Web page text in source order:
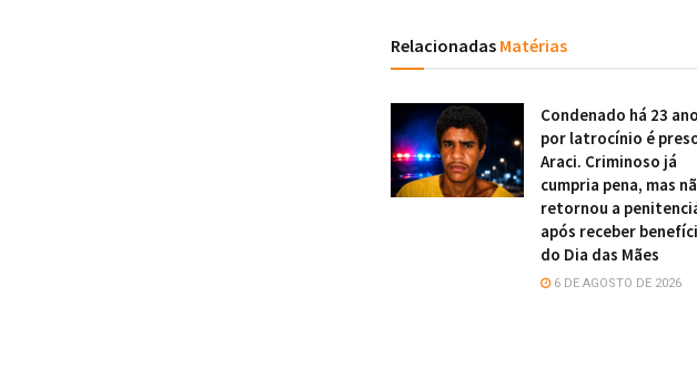
Relacionadas Matérias
Condenado há 23
por latrocínio é
Araci. Criminoso já
cumpria pena, mas
retornou a
após receber
do Dia das Mães
6 DE AGOSTO DE 2026